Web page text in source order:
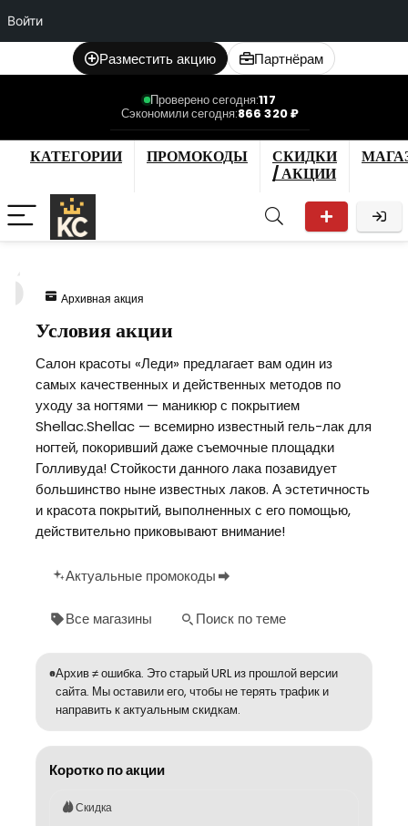
Войти
Разместить акцию Партнёрам
Проверено сегодня:117
Сэкономили сегодня:866 320 ₽
КАТЕГОРИИ ПРОМОКОДЫ
СКИДКИ
/ АКЦИИ
Архивная акция
Условия акции
Салон красоты «Леди» предлагает вам один из
самых качественных и действенных методов по
уходу за ногтями — маникюр с покрытием
Shellac.Shellac — всемирно известный гель-лак для
ногтей, покоривший даже съемочные площадки
Голливуда! Стойкости данного лака позавидует
большинство ныне известных лаков. А эстетичность
и красота покрытий, выполненных с его помощью,
действительно приковывают внимание!
Актуальные промокоды
Все магазины Поиск по теме
Архив ≠ ошибка. Это старый URL из прошлой версии
сайта. Мы оставили его, чтобы не терять трафик и
направить к актуальным скидкам.
Коротко по акции
Скидка